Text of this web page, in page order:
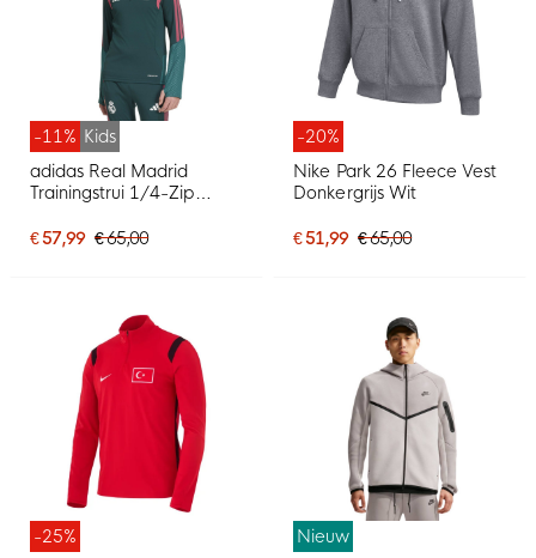
-11% Kids
adidas Real Madrid
Trainingstrui 1/4-Zip
Donkergroen Roze Wit
€ 57,99 € 65,00
-20%
Nike Park 26 Fleece Vest
Donkergrijs Wit
€ 51,99 € 65,00
-25%
Nieuw